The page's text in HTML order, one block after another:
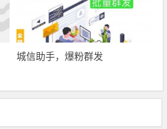
城信助手，爆粉群发